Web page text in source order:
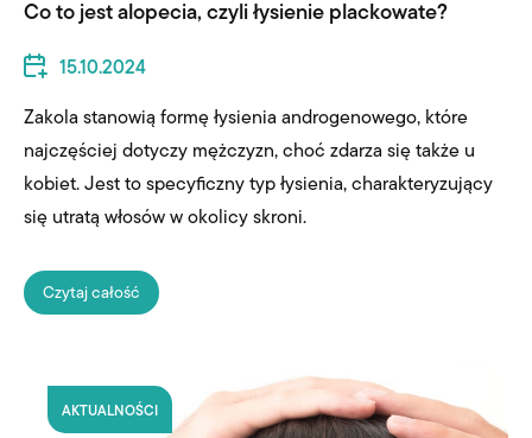
Co to jest alopecia, czyli łysienie plackowate?
15.10.2024
Zakola stanowią formę łysienia androgenowego, które
najczęściej dotyczy mężczyzn, choć zdarza się także u
kobiet. Jest to specyficzny typ łysienia, charakteryzujący
się utratą włosów w okolicy skroni.
Czytaj całość
AKTUALNOŚCI